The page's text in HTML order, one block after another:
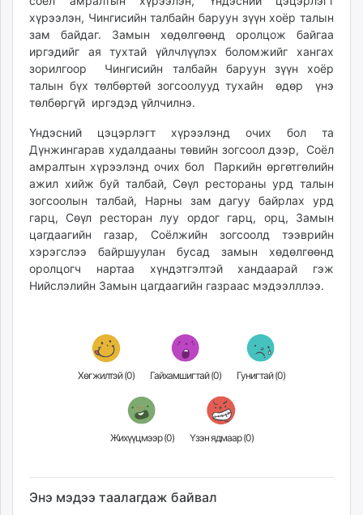
ergelt.mn
zarig.mn
today.mn
zuv.mn
mminfo.mn
urlag.mn
unen.mn
asu.mn
shudarga.mn
shuurhai.mn
unuudur.mn
isee.mn
mglradio.com
tac.mn
хүрээлэн, Чингисийн талбайн баруун зүүн хоёр талын
зам байдаг. Замын хөдөлгөөнд оролцож байгаа
иргэдийг ая тухтай үйлчлүүлэх боломжийг хангах
зорилгоор Чингисийн талбайн баруун зүүн хоёр
талын бүх төлбөртөй зогсоолууд тухайн өдөр үнэ
төлбөргүй иргэдэд үйлчилнэ.
Үндэсний цэцэрлэгт хүрээлэнд очих бол та
Дүнжингарав худалдааны төвийн зогсоол дээр, Соёл
амралтын хүрээлэнд очих бол Паркийн өргөтгөлийн
ажил хийж буй талбай, Сөүл рестораны урд талын
зогсоолын талбай, Нарны зам дагуу байрлах урд
гарц, Сөүл ресторан луу ордог гарц, орц, Замын
цагдаагийн газар, Соёлжийн зогсоолд тээврийн
хэрэгслээ байршуулан бусад замын хөдөлгөөнд
оролцогч нартаа хүндэтгэлтэй хандаарай гэж
Нийслэлийн Замын цагдаагийн газраас мэдээлллээ.
Хөгжилтэй (0) Гайхамшигтай (0) Гунигтай (0)
Жихүүцмээр (0) Үзэн ядмаар (0)
Энэ мэдээ таалагдаж байвал